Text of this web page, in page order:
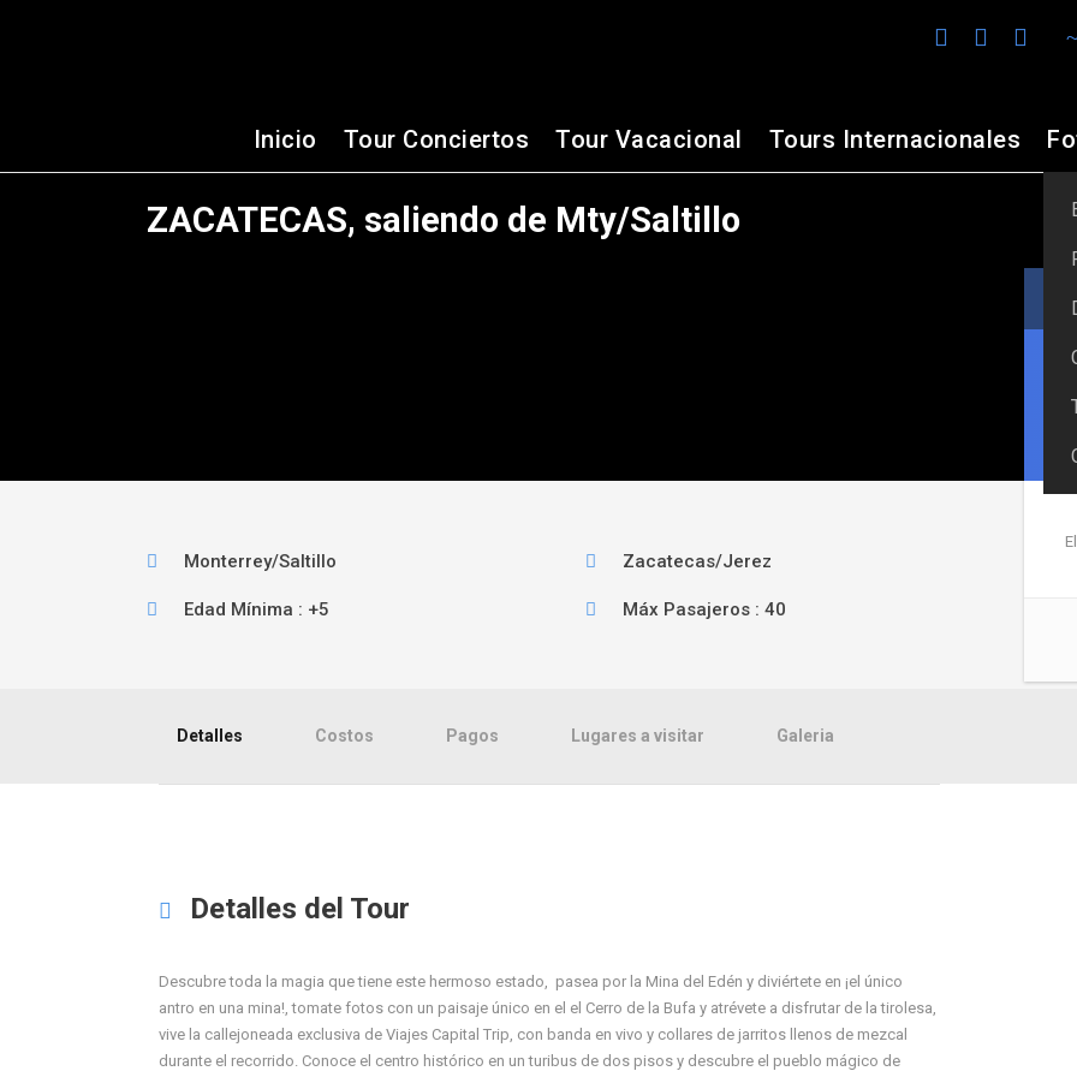
Inicio Tour Conciertos Tour Vacacional Tours Internacionales
ZACATECAS, saliendo de Mty/Saltillo
Monterrey/Saltillo Zacatecas/Jerez
Edad Mínima : +5 Máx Pasajeros : 40
Detalles Costos Pagos Lugares a visitar Galeria
Detalles del Tour
Descubre toda la magia que tiene este hermoso estado, pasea por la Mina del Edén y diviértete en ¡el único
antro en una mina!, tomate fotos con un paisaje único en el el Cerro de la Bufa y atrévete a disfrutar de la tirolesa,
vive la callejoneada exclusiva de Viajes Capital Trip, con banda en vivo y collares de jarritos llenos de mezcal
durante el recorrido. Conoce el centro histórico en un turibus de dos pisos y descubre el pueblo mágico de